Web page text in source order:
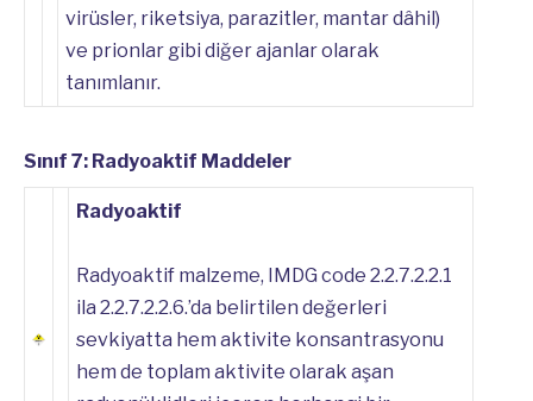
virüsler, riketsiya, parazitler, mantar dâhil)
ve prionlar gibi diğer ajanlar olarak
tanımlanır.
Sınıf 7: Radyoaktif Maddeler
Radyoaktif
Radyoaktif malzeme, IMDG code 2.2.7.2.2.1
ila 2.2.7.2.2.6.’da belirtilen değerleri
sevkiyatta hem aktivite konsantrasyonu
hem de toplam aktivite olarak aşan